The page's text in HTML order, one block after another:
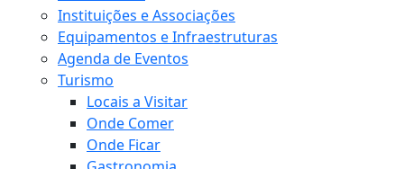
Instituições e Associações
Equipamentos e Infraestruturas
Agenda de Eventos
Turismo
Locais a Visitar
Onde Comer
Onde Ficar